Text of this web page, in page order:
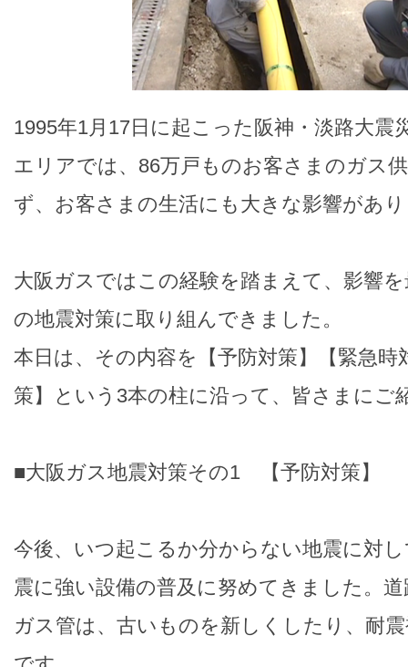
1995年1月17日に起こった阪神・淡路大震
エリアでは、86万戸ものお客さまのガス
ず、お客さまの生活にも大きな影響があ
大阪ガスではこの経験を踏まえて、影響
の地震対策に取り組んできました。
本日は、その内容を【予防対策】【緊急時
策】という3本の柱に沿って、皆さまにご
■大阪ガス地震対策その1 【予防対策】
今後、いつ起こるか分からない地震に対
震に強い設備の普及に努めてきました。
ガス管は、古いものを新しくしたり、耐